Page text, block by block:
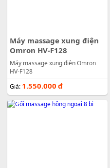
Máy massage xung điện
Omron HV-F128
Máy massage xung điện Omron
HV-F128
Giá: 1.550.000 đ